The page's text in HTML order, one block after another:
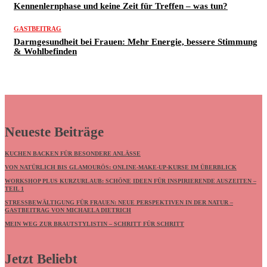
Kennenlernphase und keine Zeit für Treffen – was tun?
GASTBEITRAG
Darmgesundheit bei Frauen: Mehr Energie, bessere Stimmung
& Wohlbefinden
Neueste Beiträge
KUCHEN BACKEN FÜR BESONDERE ANLÄSSE
VON NATÜRLICH BIS GLAMOURÖS: ONLINE-MAKE-UP-KURSE IM ÜBERBLICK
WORKSHOP PLUS KURZURLAUB: SCHÖNE IDEEN FÜR INSPIRIERENDE AUSZEITEN –
TEIL 1
STRESSBEWÄLTIGUNG FÜR FRAUEN: NEUE PERSPEKTIVEN IN DER NATUR –
GASTBEITRAG VON MICHAELA DIETRICH
MEIN WEG ZUR BRAUTSTYLISTIN – SCHRITT FÜR SCHRITT
Jetzt Beliebt